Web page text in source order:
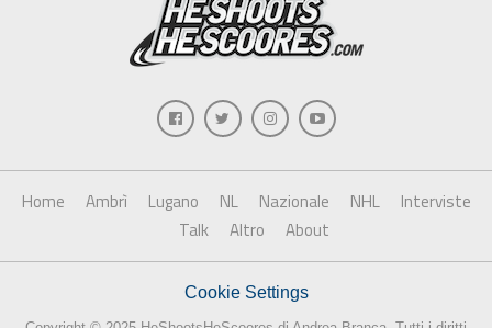
Home Ambrì Lugano NL Nazionale NHL
Interviste
Talk
Altro About
Cookie Settings